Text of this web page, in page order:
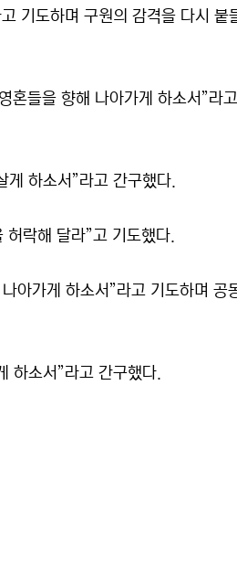
기도하며 구원의 감격을 다시 붙
들을 향해 나아가게 하소서”라고
게 하소서”라고 간구했다.
락해 달라”고 기도했다.
아가게 하소서”라고 기도하며 공
하소서”라고 간구했다.